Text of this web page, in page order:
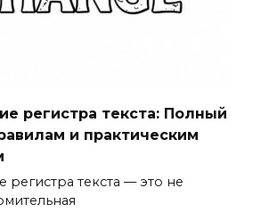
регистра текста: Полный
и практическим
регистра текста — это не